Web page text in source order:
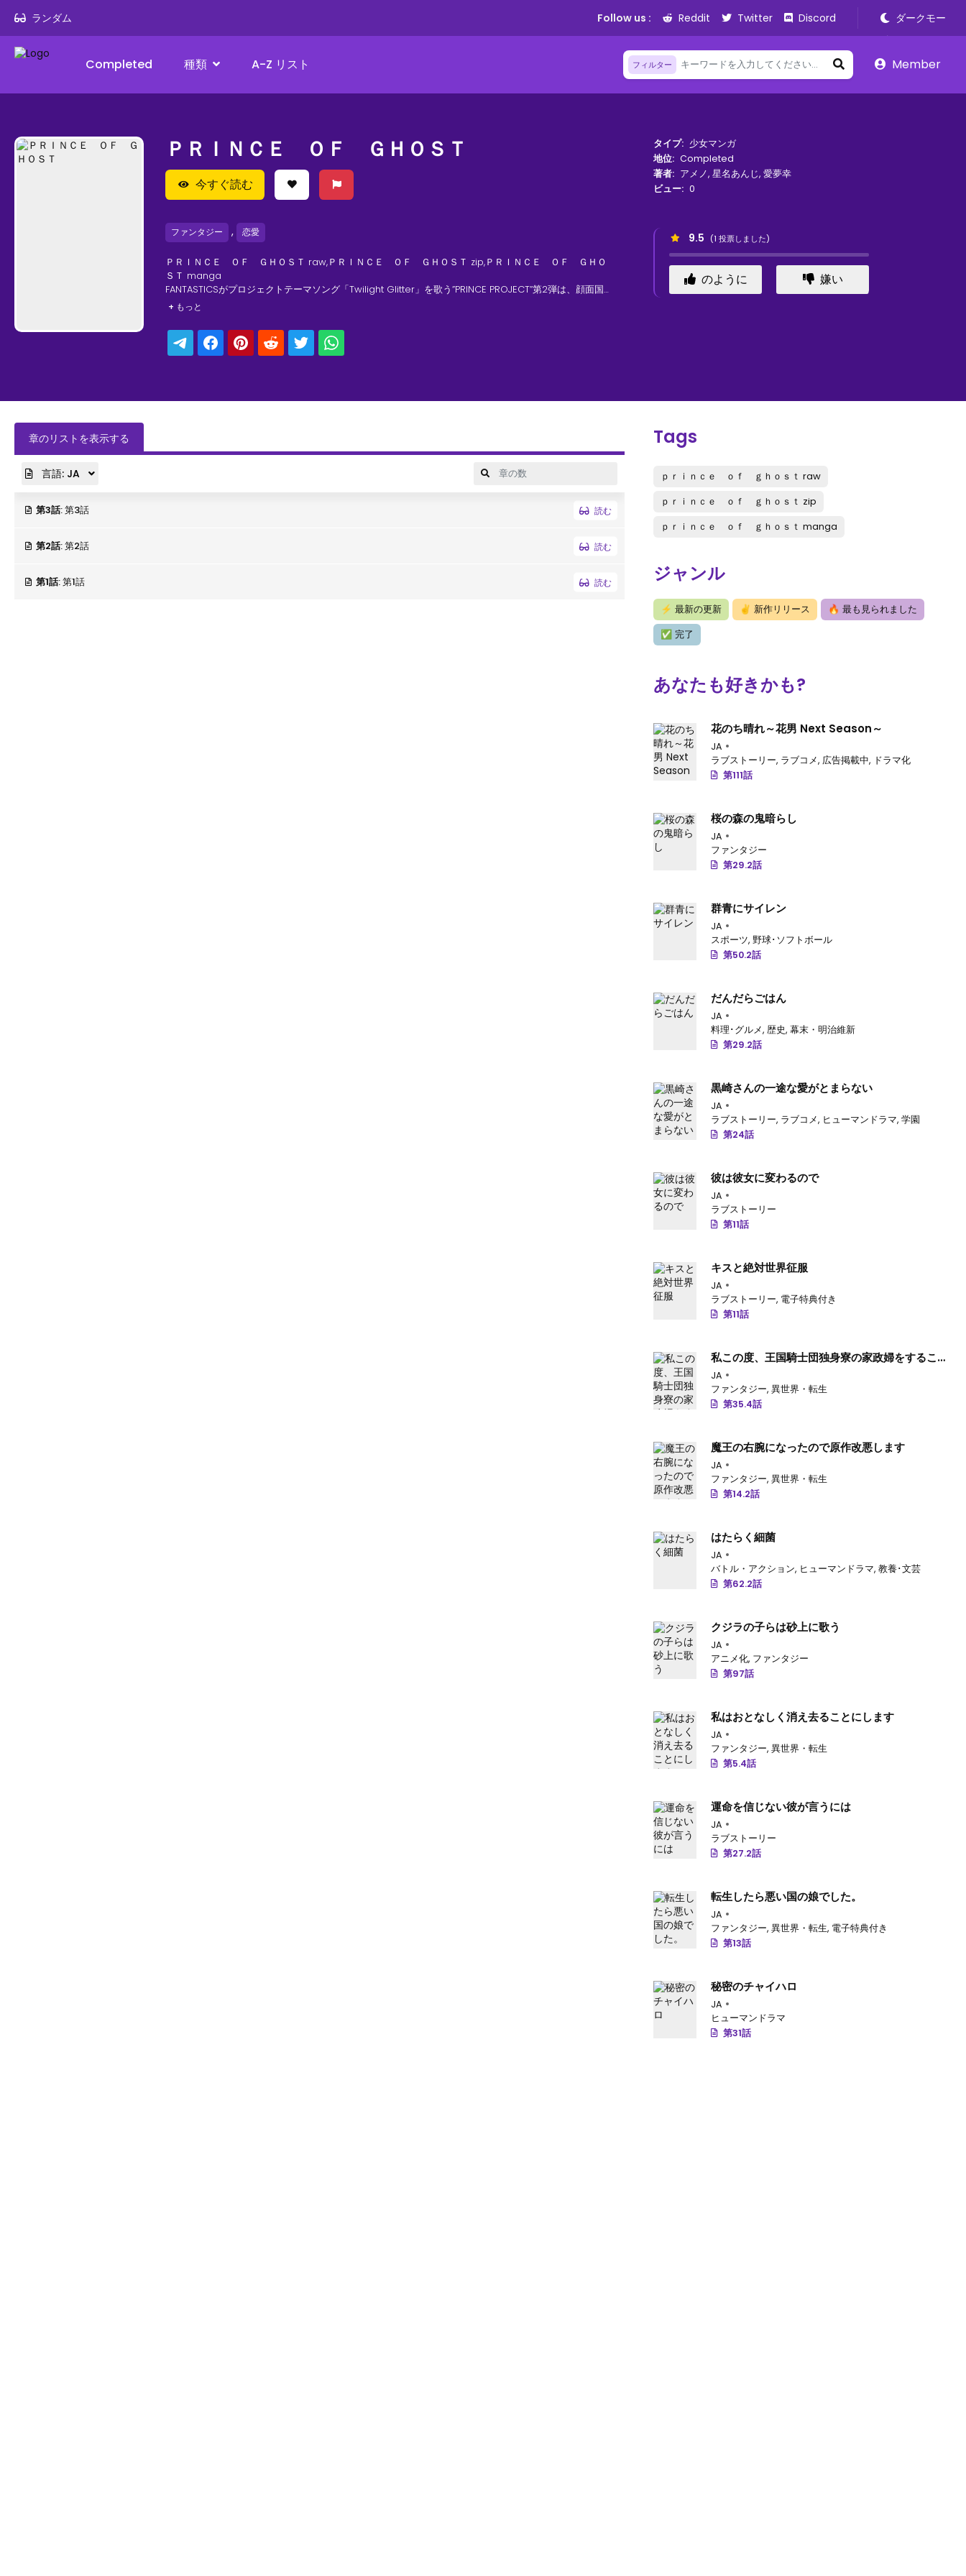
ランダム Follow us : Reddit Twitter Discord
ダークモー
ド
Completed 種類 A-Z リスト フィルター Member
ＰＲＩＮＣＥ ＯＦ ＧＨＯＳＴ
今すぐ読む
ファンタジー , 恋愛
ＰＲＩＮＣＥ ＯＦ ＧＨＯＳＴ raw,ＰＲＩＮＣＥ ＯＦ ＧＨＯＳＴ zip,ＰＲＩＮＣＥ ＯＦ ＧＨＯ
ＳＴ manga
FANTASTICSがプロジェクトテーマソング「Twilight Glitter」を歌う”PRINCE PROJECT”第2弾は、顔面国
宝級な妖たちが導く幻想譚！両親を突然の事故で失い、独りぼっちになってしまった女子高生の美琴。遺
レスが光り、封印が解かれ現れたのは――顔中包帯だらけの”半妖”、儚（はかな）。「涙はいらない 俺が
笑顔でいさせる」儚と”契約”した美琴は、妖と人間、二つの種族の運命に巻き込まれていく――！
+ もっと
タイプ: 少女マンガ
地位: Completed
著者: アメノ,星名あんじ,愛夢幸
ビュー: 0
9.5 (1 投票しました)
のように 嫌い
章のリストを表示する
言語: JA
第3話: 第3話 読む
第2話: 第2話 読む
第1話: 第1話 読む
Tags
ｐｒｉｎｃｅ ｏｆ ｇｈｏｓｔ raw
ｐｒｉｎｃｅ ｏｆ ｇｈｏｓｔ zip
ｐｒｉｎｃｅ ｏｆ ｇｈｏｓｔ manga
ジャンル
⚡ 最新の更新 ✌ 新作リリース 🔥 最も見られました
✅ 完了
あなたも好きかも?
花のち晴れ～花男 Next Season～
JA
ラブストーリー, ラブコメ, 広告掲載中, ドラマ化
第111話
桜の森の鬼暗らし
JA
ファンタジー
第29.2話
群青にサイレン
JA
スポーツ,野球･ソフトボール
第50.2話
だんだらごはん
JA
料理･グルメ,歴史,幕末・明治維新
第29.2話
黒崎さんの一途な愛がとまらない
JA
ラブストーリー, ラブコメ, ヒューマンドラマ,学園
第24話
彼は彼女に変わるので
JA
ラブストーリー
第11話
キスと絶対世界征服
JA
ラブストーリー, 電子特典付き
第11話
私この度、王国騎士団独身寮の家政婦をすること
になりました
JA
ファンタジー,異世界・転生
第35.4話
魔王の右腕になったので原作改悪します
JA
ファンタジー,異世界・転生
第14.2話
はたらく細菌
JA
バトル・アクション, ヒューマンドラマ,教養･文芸
第62.2話
クジラの子らは砂上に歌う
JA
アニメ化, ファンタジー
第97話
私はおとなしく消え去ることにします
JA
ファンタジー,異世界・転生
第5.4話
運命を信じない彼が言うには
JA
ラブストーリー
第27.2話
転生したら悪い国の娘でした。
JA
ファンタジー,異世界・転生, 電子特典付き
第13話
秘密のチャイハロ
JA
ヒューマンドラマ
第31話